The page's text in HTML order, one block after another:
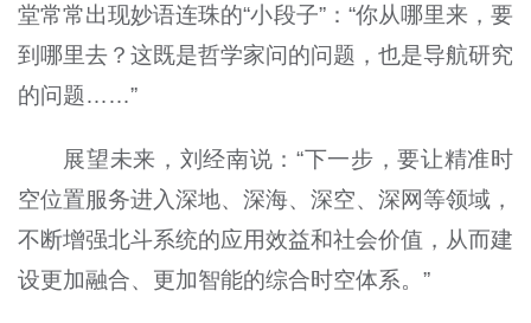
堂常常出现妙语连珠的“小段子”：“你从哪里来，要
到哪里去？这既是哲学家问的问题，也是导航研究
的问题……”
展望未来，刘经南说：“下一步，要让精准时
空位置服务进入深地、深海、深空、深网等领域，
不断增强北斗系统的应用效益和社会价值，从而建
设更加融合、更加智能的综合时空体系。”